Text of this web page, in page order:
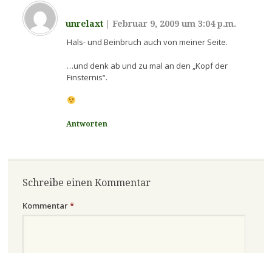
unrelaxt |Februar 9, 2009 um 3:04 p.m.
Hals- und Beinbruch auch von meiner Seite.
…und denk ab und zu mal an den „Kopf der
Finsternis“.
Antworten
Schreibe einen Kommentar
Kommentar*